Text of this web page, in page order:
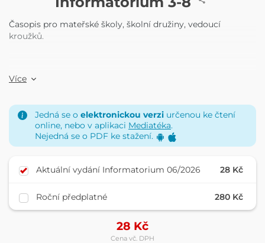
Časopis pro mateřské školy, školní družiny, vedoucí
kroužků.
Více
Jedná se o elektronickou verzi určenou ke čtení
online, nebo v aplikaci Mediatéka.
Nejedná se o PDF ke stažení.
Aktuální vydání Informatorium 06/2026 28 Kč
Roční předplatné 280 Kč
28 Kč
Cena vč. DPH